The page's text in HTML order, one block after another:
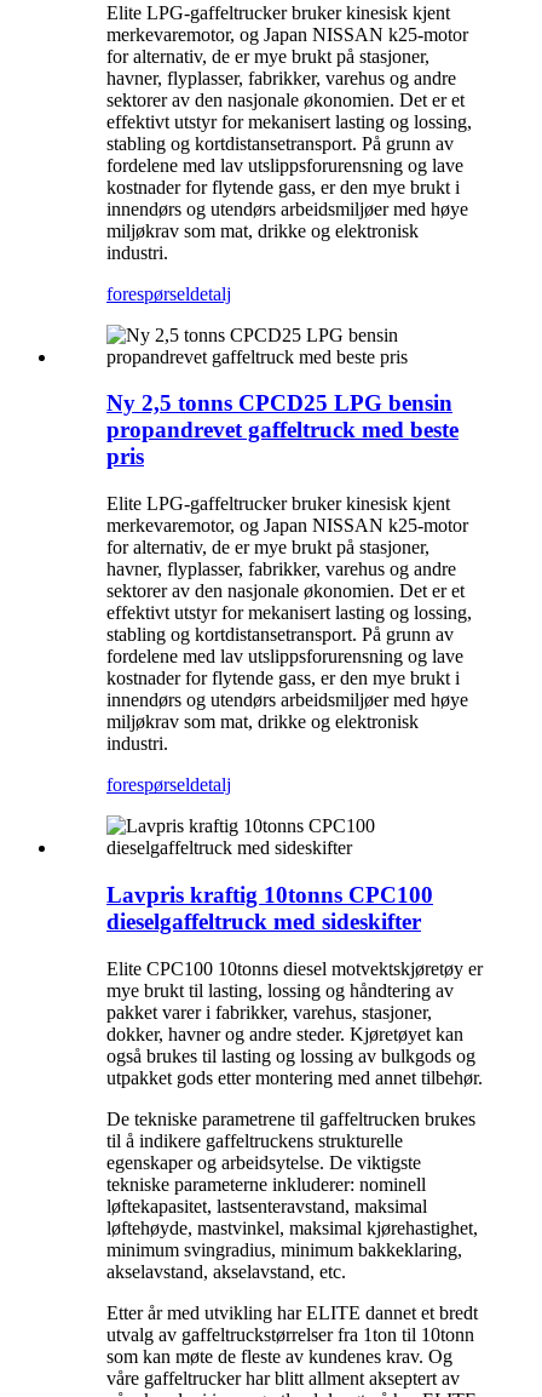
Elite LPG-gaffeltrucker bruker kinesisk kjent
merkevaremotor, og Japan NISSAN k25-motor
for alternativ, de er mye brukt på stasjoner,
havner, flyplasser, fabrikker, varehus og andre
sektorer av den nasjonale økonomien. Det er et
effektivt utstyr for mekanisert lasting og lossing,
stabling og kortdistansetransport. På grunn av
fordelene med lav utslippsforurensning og lave
kostnader for flytende gass, er den mye brukt i
innendørs og utendørs arbeidsmiljøer med høye
miljøkrav som mat, drikke og elektronisk
industri.
forespørseldetalj
Ny 2,5 tonns CPCD25 LPG bensin
propandrevet gaffeltruck med beste
pris
Elite LPG-gaffeltrucker bruker kinesisk kjent
merkevaremotor, og Japan NISSAN k25-motor
for alternativ, de er mye brukt på stasjoner,
havner, flyplasser, fabrikker, varehus og andre
sektorer av den nasjonale økonomien. Det er et
effektivt utstyr for mekanisert lasting og lossing,
stabling og kortdistansetransport. På grunn av
fordelene med lav utslippsforurensning og lave
kostnader for flytende gass, er den mye brukt i
innendørs og utendørs arbeidsmiljøer med høye
miljøkrav som mat, drikke og elektronisk
industri.
forespørseldetalj
Lavpris kraftig 10tonns CPC100
dieselgaffeltruck med sideskifter
Elite CPC100 10tonns diesel motvektskjøretøy er
mye brukt til lasting, lossing og håndtering av
pakket varer i fabrikker, varehus, stasjoner,
dokker, havner og andre steder. Kjøretøyet kan
også brukes til lasting og lossing av bulkgods og
utpakket gods etter montering med annet tilbehør.
De tekniske parametrene til gaffeltrucken brukes
til å indikere gaffeltruckens strukturelle
egenskaper og arbeidsytelse. De viktigste
tekniske parameterne inkluderer: nominell
løftekapasitet, lastsenteravstand, maksimal
løftehøyde, mastvinkel, maksimal kjørehastighet,
minimum svingradius, minimum bakkeklaring,
akselavstand, akselavstand, etc.
Etter år med utvikling har ELITE dannet et bredt
utvalg av gaffeltruckstørrelser fra 1ton til 10tonn
som kan møte de fleste av kundenes krav. Og
våre gaffeltrucker har blitt allment akseptert av